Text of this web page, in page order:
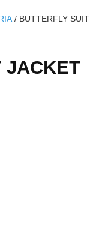
/ BUTTERFLY SUIT
JACKET